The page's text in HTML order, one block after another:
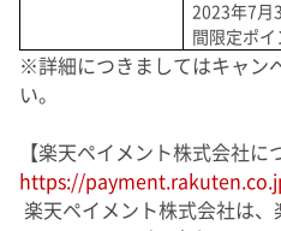
2023年7月
間限定ポイ
※詳細につきましてはキャン
い。
【楽天ペイメント株式会社に
https://
楽天ペイメント株式会社は、